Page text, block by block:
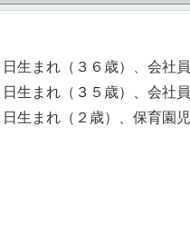
生まれ（３６歳）、会社員
まれ（３５歳）、会社員
まれ（２歳）、保育園児